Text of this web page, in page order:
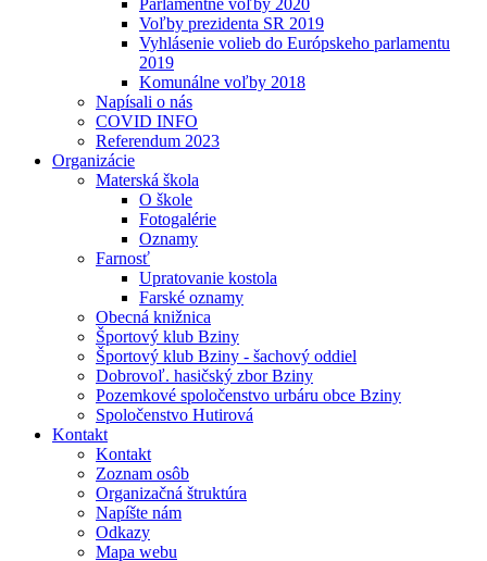
Parlamentné voľby 2020
Voľby prezidenta SR 2019
Vyhlásenie volieb do Európskeho parlamentu
2019
Komunálne voľby 2018
Napísali o nás
COVID INFO
Referendum 2023
Organizácie
Materská škola
O škole
Fotogalérie
Oznamy
Farnosť
Upratovanie kostola
Farské oznamy
Obecná knižnica
Športový klub Bziny
Športový klub Bziny - šachový oddiel
Dobrovoľ. hasičský zbor Bziny
Pozemkové spoločenstvo urbáru obce Bziny
Spoločenstvo Hutirová
Kontakt
Kontakt
Zoznam osôb
Organizačná štruktúra
Napíšte nám
Odkazy
Mapa webu